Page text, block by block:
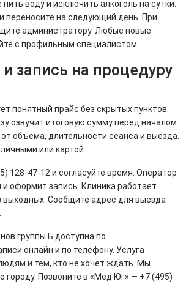
воду и исключить алкоголь на сутки.
переносите на следующий день. При
администратору. Любые новые
с профильным специалистом.
запись на процедуру
понятный прайс без скрытых пунктов.
озвучит итоговую сумму перед началом.
объема, длительности сеанса и выезда.
или картой.
128-47-12 и согласуйте время. Оператор
оформит запись. Клиника работает
выходных. Сообщите адрес для выезда
группы Б доступна по
онлайн и по телефону. Услуга
и тем, кто не хочет ждать. Мы
городу. Позвоните в «Мед Юг» — +7 (495)